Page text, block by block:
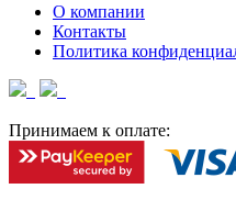
О компании
Контакты
Политика
Принимаем к оплате: